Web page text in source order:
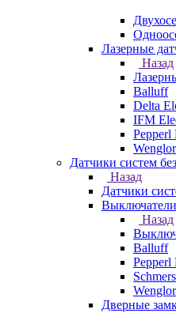
Лазерные
Назад
Balluff
Delta
IFM
Pepperl
Wenglor
Датчики систем
Назад
Датчики
Назад
Balluff
Pepperl
Wenglor
Дверные